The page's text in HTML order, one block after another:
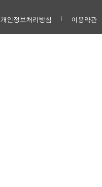
개인정보처리방침 이용약관